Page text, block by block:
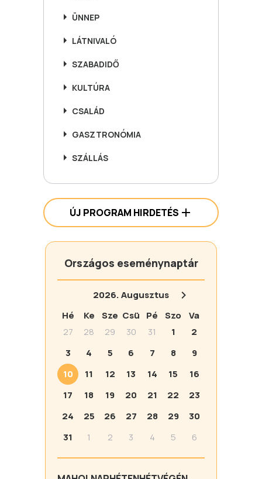
ÜNNEP
LÁTNIVALÓ
SZABADIDŐ
KULTÚRA
CSALÁD
GASZTRONÓMIA
SZÁLLÁS
ÚJ PROGRAM HIRDETÉS
Országos eseménynaptár
2026.Augusztus
Hé
Ke Sze Csü Pé Szo
Va
27
28 29 30 31 1
2
3
4 5 6 7 8
9
10
11 12 13 14 15
16
17
18 19 20 21 22
23
24
25 26 27 28 29
30
31
1 2 3 4 5 6